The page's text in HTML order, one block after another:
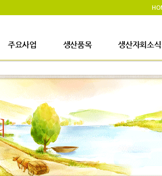
주요사업
사업장소개
생산시설소개
주요사업내용
생산품목
생산품목
생산자회소식
생산자회소식